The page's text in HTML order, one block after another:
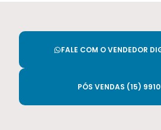
FALE COM O VENDEDOR
PÓS VENDAS (15)